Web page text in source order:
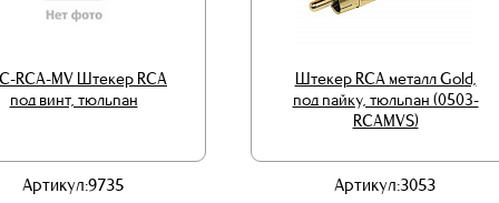
RCA-MV Штекер RCA
под винт, тюльпан
Артикул:9735
Штекер RCA металл Gold,
под пайку, тюльпан (0503-
RCAMVS)
Артикул:3053